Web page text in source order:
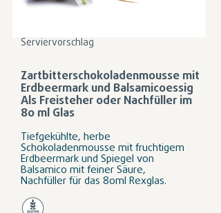
Serviervorschlag
Zartbitterschokoladenmousse mit
Erdbeermark und Balsamicoessig
Als Freisteher oder Nachfüller im
80 ml Glas
Tiefgekühlte, herbe
Schokoladenmousse mit fruchtigem
Erdbeermark und Spiegel von
Balsamico mit feiner Säure,
Nachfüller für das 80ml Rexglas.